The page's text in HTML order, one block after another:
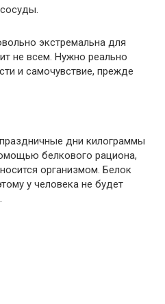
экстремальна для
не всем. Нужно реально
и самочувствие, прежде
дни килограммы
белкового рациона,
организмом. Белок
у человека не будет